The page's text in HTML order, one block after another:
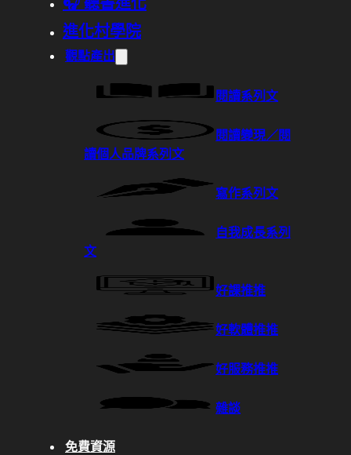
進化村學院
觀點產出
閱讀系列文
閱讀變現／閱
讀個人品牌系列文
寫作系列文
自我成長系列
文
好課推推
好軟體推推
好服務推推
雜談
免費資源